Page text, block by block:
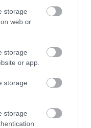
storage
web or
storage
or app.
storage
storage
gyorsan
in the pit
and
#Formula1